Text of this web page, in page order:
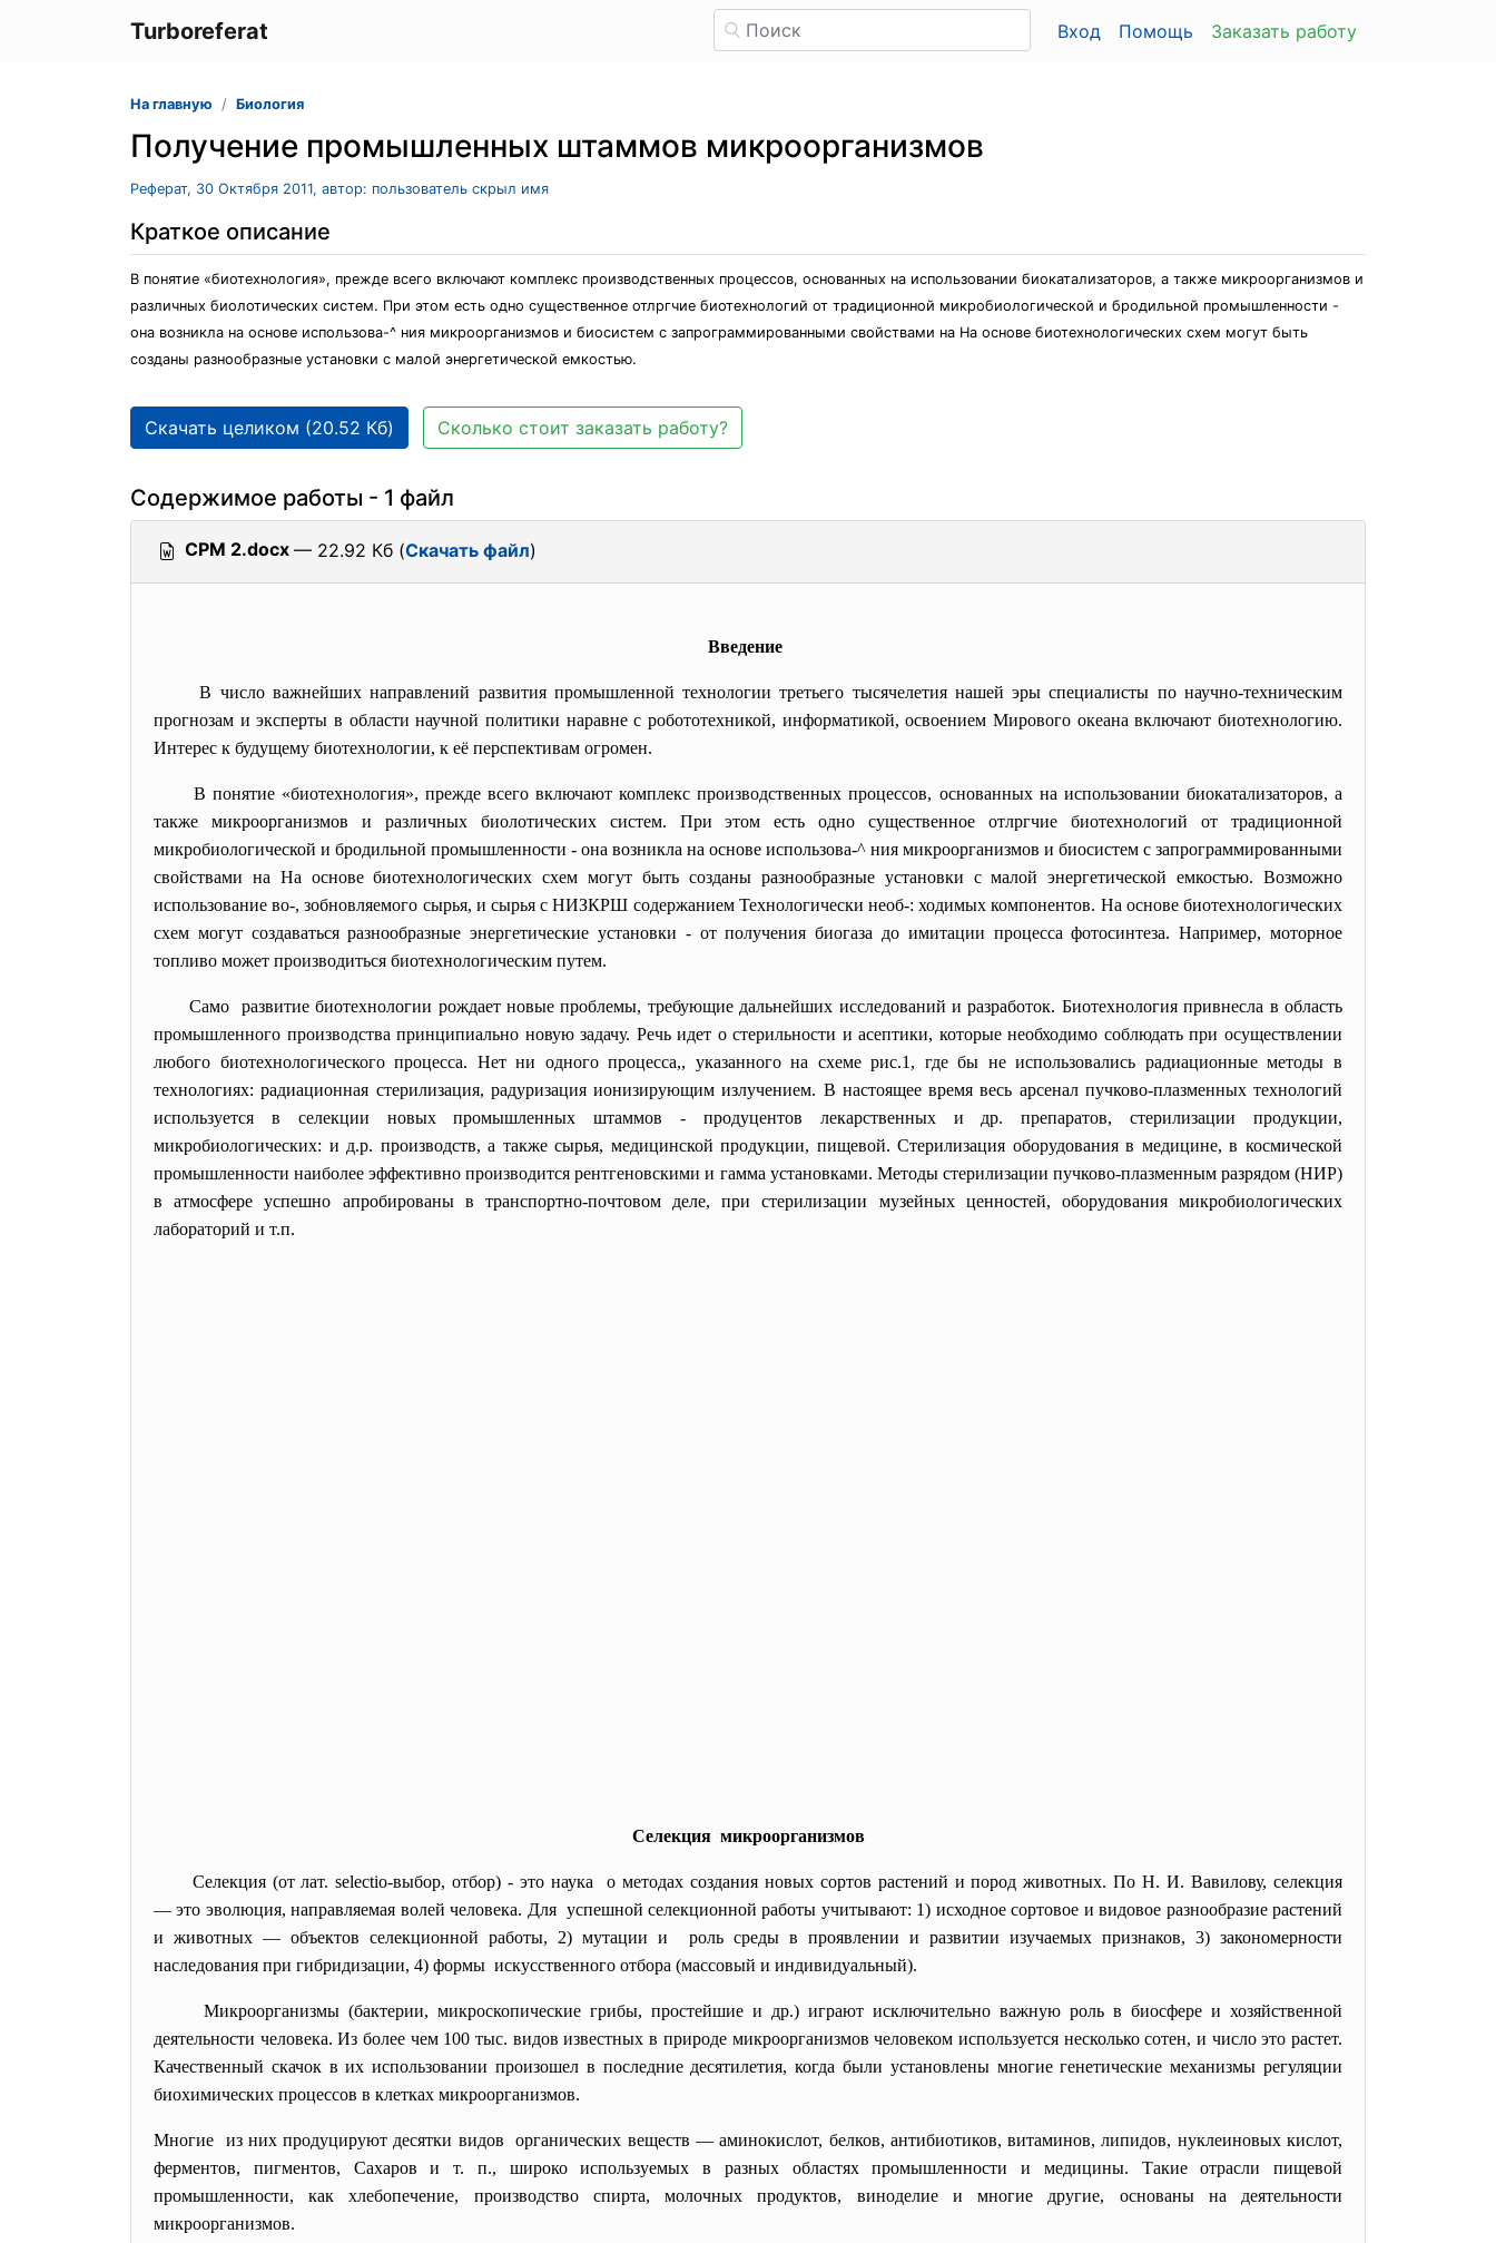
Turboreferat Вход Помощь Заказать работу
На главную Биология
Получение промышленных штаммов микроорганизмов
Реферат, 30 Октября 2011, автор: пользователь скрыл имя
Краткое описание
В понятие «биотехнология», прежде всего включают комплекс производственных процессов, основанных на использовании биокатализаторов, а также микроорганизмов и
различных биолотических систем. При этом есть одно существенное отлргчие биотехнологий от традиционной микробиологической и бродильной промышленности -
она возникла на основе использова-^ ния микроорганизмов и биосистем с запрограммированными свойствами на На основе биотехнологических схем могут быть
созданы разнообразные установки с малой энергетической емкостью.
Скачать целиком (20.52 Кб) Сколько стоит заказать работу?
Содержимое работы - 1 файл
СРМ 2.docx — 22.92 Кб (Скачать файл)
Введение
В число важнейших направлений развития промышленной технологии третьего тысячелетия нашей эры специалисты по научно-техническим
прогнозам и эксперты в области научной политики наравне с робототехникой, информатикой, освоением Мирового океана включают биотехнологию.
Интерес к будущему биотехнологии, к её перспективам огромен.
В понятие «биотехнология», прежде всего включают комплекс производственных процессов, основанных на использовании биокатализаторов, а
также микроорганизмов и различных биолотических систем. При этом есть одно существенное отлргчие биотехнологий от традиционной
микробиологической и бродильной промышленности - она возникла на основе использова-^ ния микроорганизмов и биосистем с запрограммированными
свойствами на На основе биотехнологических схем могут быть созданы разнообразные установки с малой энергетической емкостью. Возможно
использование во-, зобновляемого сырья, и сырья с НИЗКРШ содержанием Технологически необ-: ходимых компонентов. На основе биотехнологических
схем могут создаваться разнообразные энергетические установки - от получения биогаза до имитации процесса фотосинтеза. Например, моторное
топливо может производиться биотехнологическим путем.
Само развитие биотехнологии рождает новые проблемы, требующие дальнейших исследований и разработок. Биотехнология привнесла в область
промышленного производства принципиально новую задачу. Речь идет о стерильности и асептики, которые необходимо соблюдать при осуществлении
любого биотехнологического процесса. Нет ни одного процесса,, указанного на схеме рис.1, где бы не использовались радиационные методы в
технологиях: радиационная стерилизация, радуризация ионизирующим излучением. В настоящее время весь арсенал пучково-плазменных технологий
используется в селекции новых промышленных штаммов - продуцентов лекарственных и др. препаратов, стерилизации продукции,
микробиологических: и д.р. производств, а также сырья, медицинской продукции, пищевой. Стерилизация оборудования в медицине, в космической
промышленности наиболее эффективно производится рентгеновскими и гамма установками. Методы стерилизации пучково-плазменным разрядом (НИР)
в атмосфере успешно апробированы в транспортно-почтовом деле, при стерилизации музейных ценностей, оборудования микробиологических
лабораторий и т.п.
Селекция микроорганизмов
Селекция (от лат. selectio-выбор, отбор) - это наука о методах создания новых сортов растений и пород животных. По Н. И. Вавилову, селекция
— это эволюция, направляемая волей человека. Для успешной селекционной работы учитывают: 1) исходное сортовое и видовое разнообразие растений
и животных — объектов селекционной работы, 2) мутации и роль среды в проявлении и развитии изучаемых признаков, 3) закономерности
наследования при гибридизации, 4) формы искусственного отбора (массовый и индивидуальный).
Микроорганизмы (бактерии, микроскопические грибы, простейшие и др.) играют исключительно важную роль в биосфере и хозяйственной
деятельности человека. Из более чем 100 тыс. видов известных в природе микроорганизмов человеком используется несколько сотен, и число это растет.
Качественный скачок в их использовании произошел в последние десятилетия, когда были установлены многие генетические механизмы регуляции
биохимических процессов в клетках микроорганизмов.
Многие из них продуцируют десятки видов органических веществ — аминокислот, белков, антибиотиков, витаминов, липидов, нуклеиновых кислот,
ферментов, пигментов, Сахаров и т. п., широко используемых в разных областях промышленности и медицины. Такие отрасли пищевой
промышленности, как хлебопечение, производство спирта, молочных продуктов, виноделие и многие другие, основаны на деятельности
микроорганизмов.